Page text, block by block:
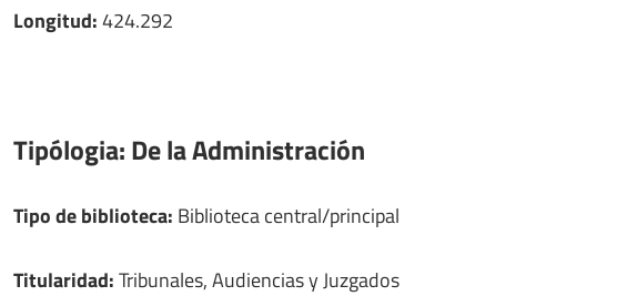
Longitud:424.292
Tipólogia:De la Administración
Tipo de biblioteca: Biblioteca central/principal
Titularidad:Tribunales, Audiencias y Juzgados